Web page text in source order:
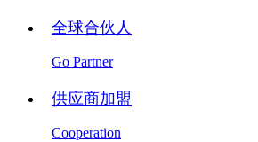
全球合伙人
Go Partner
供应商加盟
Cooperation